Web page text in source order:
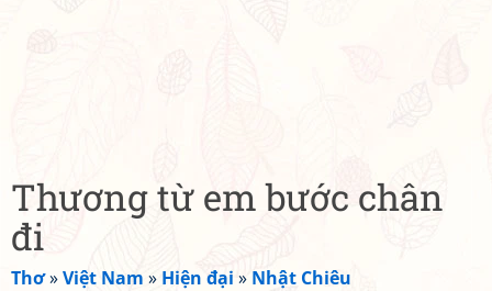
Thương từ em bước chân
đi
Thơ»Việt Nam » Hiện đại » Nhật Chiêu